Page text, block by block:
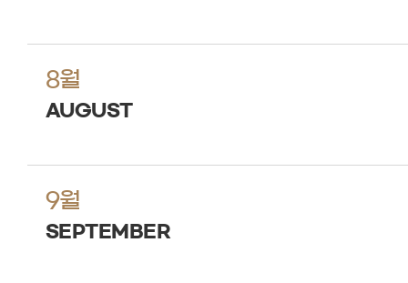
8월
AUGUST
9월
SEPTEMBER